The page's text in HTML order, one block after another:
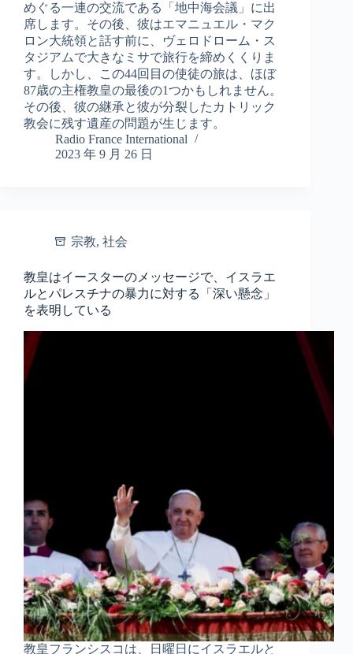
めぐる一連の交流である「地中海会議」に出
席します。その後、彼はエマニュエル・マク
ロン大統領と話す前に、ヴェロドローム・ス
タジアムで大きなミサで旅行を締めくくりま
す。しかし、この44回目の使徒の旅は、ほぼ
87歳の主権教皇の最後の1つかもしれません。
その後、彼の継承と彼が分裂したカトリック
教会に残す遺産の問題が生じます。
Radio France International
2023 年 9 月 26 日
宗教, 社会
教皇はイースターのメッセージで、イスラエ
ルとパレスチナの暴力に対する「深い懸念」
を表明している
教皇フランシスコは、日曜日にイスラエルと